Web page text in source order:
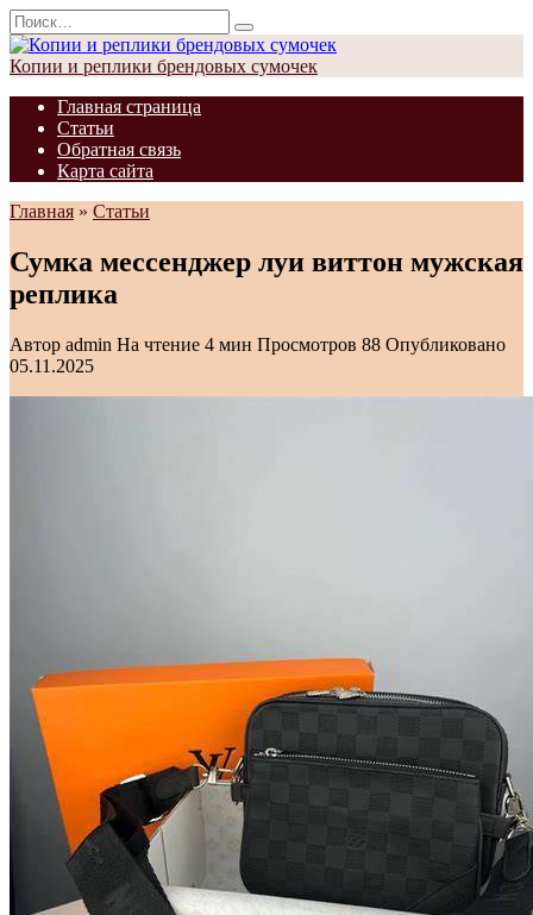
Перейти
к
содержанию
Search
for:
Копии и реплики брендовых сумочек
Главная страница
Статьи
Обратная связь
Карта сайта
Главная » Статьи
Сумка мессенджер луи виттон мужская
реплика
Автор admin На чтение 4 мин Просмотров 88 Опубликовано
05.11.2025